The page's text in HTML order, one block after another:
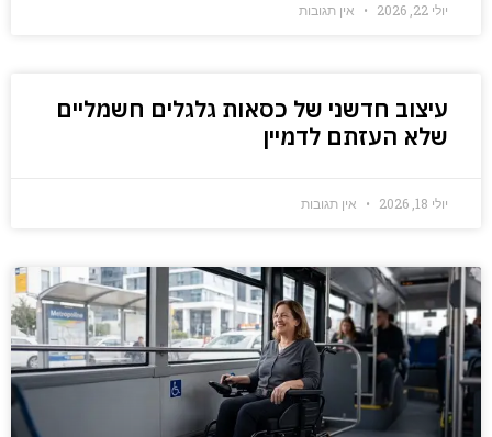
אין תגובות
עיצוב חדשני של כסאות גלגלים חשמליים
שלא העזתם לדמיין
אין תגובות